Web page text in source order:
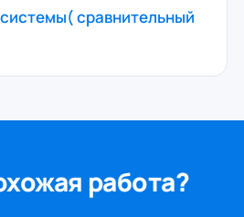
сравнительный
работа?